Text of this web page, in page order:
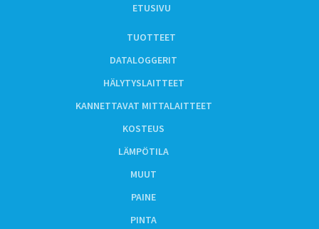
ETUSIVU
TUOTTEET
DATALOGGERIT
HÄLYTYSLAITTEET
KANNETTAVAT MITTALAITTEET
KOSTEUS
LÄMPÖTILA
MUUT
PAINE
PINTA